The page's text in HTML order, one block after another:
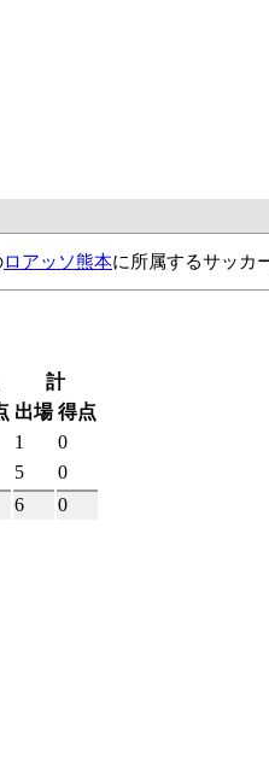
ロアッソ熊本に所属するサッカ
計
出場 得点
1
0
5
0
6 0